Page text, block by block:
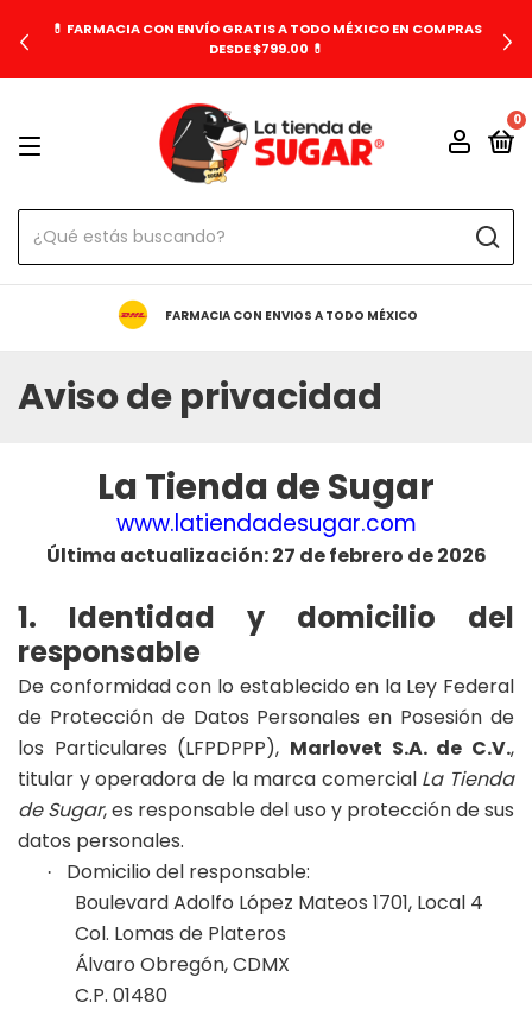
💊 FARMACIA CON ENVÍO GRATIS A TODO MÉXICO EN COMPRAS
DESDE $799.00 💊
0
FARMACIA CON ENVIOS A TODO MÉXICO
Aviso de privacidad
La Tienda de Sugar
www.latiendadesugar.com
Última actualización: 27 de febrero de 2026
1. Identidad y domicilio del
responsable
De conformidad con lo establecido en la Ley Federal
de Protección de Datos Personales en Posesión de
los Particulares (LFPDPPP), Marlovet S.A. de C.V.,
titular y operadora de la marca comercial La Tienda
de Sugar, es responsable del uso y protección de sus
datos personales.
·
Domicilio del responsable:
Boulevard Adolfo López Mateos 1701, Local 4
Col. Lomas de Plateros
Álvaro Obregón, CDMX
C.P. 01480